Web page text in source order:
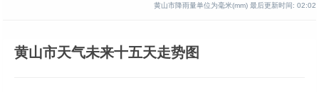
黄山市降雨量单位为毫米(mm) 最后更新时间: 02:02
黄山市天气未来十五天走势图